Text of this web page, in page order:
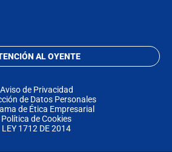
AL OYENTE
Aviso de Privacidad
de Datos Personales
de Ética Empresarial
Política de Cookies
LEY 1712 DE 2014